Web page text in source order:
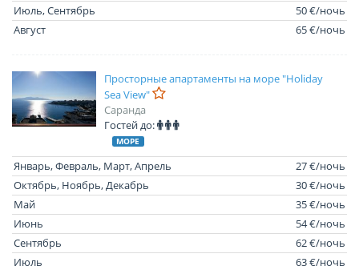
Июль, Сентябрь
50 €/ночь
Август
65 €/ночь
Просторные апартаменты на море "Holiday
Sea View"
Саранда
Гостей до:
МОРЕ
Январь, Февраль, Март, Апрель
27 €/ночь
Октябрь, Ноябрь, Декабрь
30 €/ночь
Май
35 €/ночь
Июнь
54 €/ночь
Сентябрь
62 €/ночь
Июль
63 €/ночь